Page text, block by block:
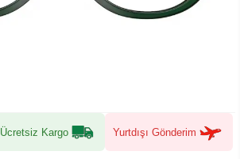
Ücretsiz Kargo Yurtdışı Gönderim